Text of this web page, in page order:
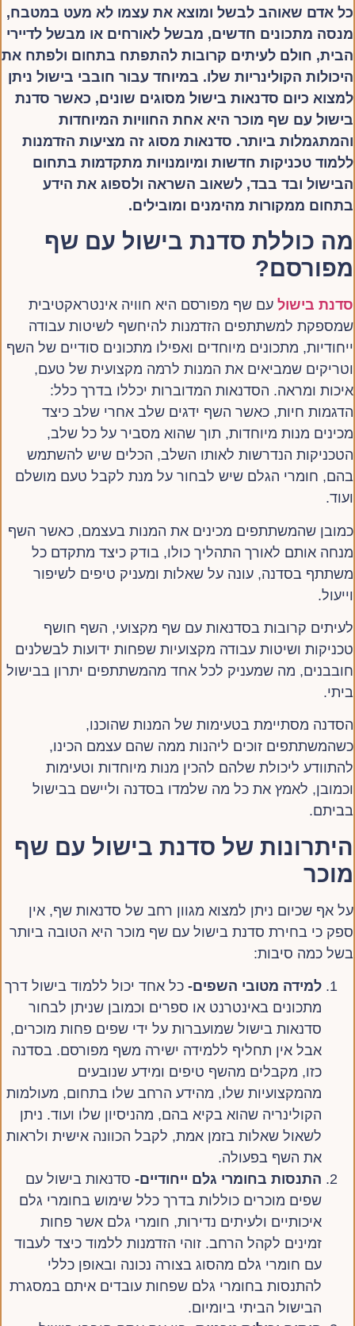
כל אדם שאוהב לבשל ומוצא את עצמו לא מעט במטבח,
מנסה מתכונים חדשים, מבשל לאורחים או מבשל לדיירי
הבית, חולם לעיתים קרובות להתפתח בתחום ולפתח את
היכולות הקולינריות שלו. במיוחד עבור חובבי בישול ניתן
למצוא כיום סדנאות בישול מסוגים שונים, כאשר סדנת
בישול עם שף מוכר היא אחת החוויות המיוחדות
והמתגמלות ביותר. סדנאות מסוג זה מציעות הזדמנות
ללמוד טכניקות חדשות ומיומנויות מתקדמות בתחום
הבישול ובד בבד, לשאוב השראה ולספוג את הידע
בתחום ממקורות מהימנים ומובילים.
מה כוללת סדנת בישול עם שף
מפורסם?
סדנת בישול עם שף מפורסם היא חוויה אינטראקטיבית
שמספקת למשתתפים הזדמנות להיחשף לשיטות עבודה
ייחודיות, מתכונים מיוחדים ואפילו מתכונים סודיים של השף
וטריקים שמביאים את המנות לרמה מקצועית של טעם,
איכות ומראה. הסדנאות המדוברות יכללו בדרך כלל:
הדגמות חיות, כאשר השף ידגים שלב אחרי שלב כיצד
מכינים מנות מיוחדות, תוך שהוא מסביר על כל שלב,
הטכניקות הנדרשות לאותו השלב, הכלים שיש להשתמש
בהם, חומרי הגלם שיש לבחור על מנת לקבל טעם מושלם
ועוד.
כמובן שהמשתתפים מכינים את המנות בעצמם, כאשר השף
מנחה אותם לאורך התהליך כולו, בודק כיצד מתקדם כל
משתתף בסדנה, עונה על שאלות ומעניק טיפים לשיפור
וייעול.
לעיתים קרובות בסדנאות עם שף מקצועי, השף חושף
טכניקות ושיטות עבודה מקצועיות שפחות ידועות לבשלנים
חובבנים, מה שמעניק לכל אחד מהמשתתפים יתרון בבישול
ביתי.
הסדנה מסתיימת בטעימות של המנות שהוכנו,
כשהמשתתפים זוכים ליהנות ממה שהם עצמם הכינו,
להתוודע ליכולת שלהם להכין מנות מיוחדות וטעימות
וכמובן, לאמץ את כל מה שלמדו בסדנה וליישם בבישול
בביתם.
היתרונות של סדנת בישול עם שף
מוכר
על אף שכיום ניתן למצוא מגוון רחב של סדנאות שף, אין
ספק כי בחירת סדנת בישול עם שף מוכר היא הטובה ביותר
בשל כמה סיבות:
למידה מטובי השפים- כל אחד יכול ללמוד בישול דרך
מתכונים באינטרנט או ספרים וכמובן שניתן לבחור
סדנאות בישול שמועברות על ידי שפים פחות מוכרים,
אבל אין תחליף ללמידה ישירה משף מפורסם. בסדנה
כזו, מקבלים מהשף טיפים ומידע שנובעים
מהמקצועיות שלו, מהידע הרחב שלו בתחום, מעולמות
הקולינריה שהוא בקיא בהם, מהניסיון שלו ועוד. ניתן
לשאול שאלות בזמן אמת, לקבל הכוונה אישית ולראות
את השף בפעולה.
התנסות בחומרי גלם ייחודיים- סדנאות בישול עם
שפים מוכרים כוללות בדרך כלל שימוש בחומרי גלם
איכותיים ולעיתים נדירות, חומרי גלם אשר פחות
זמינים לקהל הרחב. זוהי הזדמנות ללמוד כיצד לעבוד
עם חומרי גלם מהסוג בצורה נכונה ובאופן כללי
להתנסות בחומרי גלם שפחות עובדים איתם במסגרת
הבישול הביתי ביומיום.